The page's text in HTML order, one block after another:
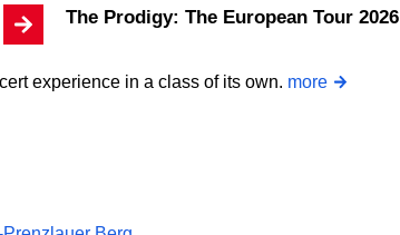
The Prodigy: The European Tour 2026
experience in a class of its own. more